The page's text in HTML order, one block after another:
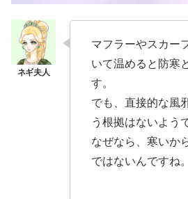
マフラーやスカー
いて温めると防寒
す。
でも、直接的な風
う根拠はないよう
なぜなら、寒いか
ではないんですね。